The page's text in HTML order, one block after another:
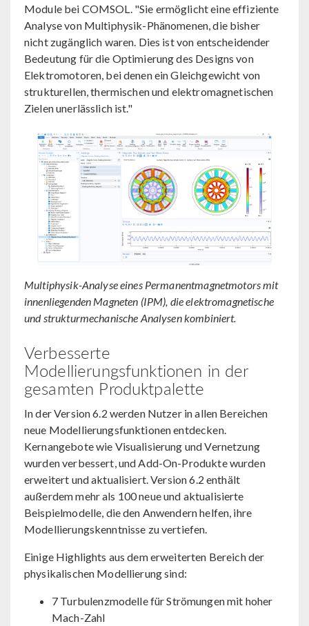
Module bei COMSOL. "Sie ermöglicht eine effiziente
Analyse von Multiphysik-Phänomenen, die bisher
nicht zugänglich waren. Dies ist von entscheidender
Bedeutung für die Optimierung des Designs von
Elektromotoren, bei denen ein Gleichgewicht von
strukturellen, thermischen und elektromagnetischen
Zielen unerlässlich ist."
Multiphysik-Analyse eines Permanentmagnetmotors mit
innenliegenden Magneten (IPM), die elektromagnetische
und strukturmechanische Analysen kombiniert.
Verbesserte
Modellierungsfunktionen in der
gesamten Produktpalette
In der Version 6.2 werden Nutzer in allen Bereichen
neue Modellierungsfunktionen entdecken.
Kernangebote wie Visualisierung und Vernetzung
wurden verbessert, und Add-On-Produkte wurden
erweitert und aktualisiert. Version 6.2 enthält
außerdem mehr als 100 neue und aktualisierte
Beispielmodelle, die den Anwendern helfen, ihre
Modellierungskenntnisse zu vertiefen.
Einige Highlights aus dem erweiterten Bereich der
physikalischen Modellierung sind:
7 Turbulenzmodelle für Strömungen mit hoher
Mach-Zahl